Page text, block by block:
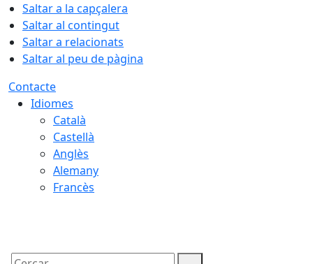
Saltar a la capçalera
Saltar al contingut
Saltar a relacionats
Saltar al peu de pàgina
Contacte
Idiomes
Català
Castellà
Anglès
Alemany
Francès